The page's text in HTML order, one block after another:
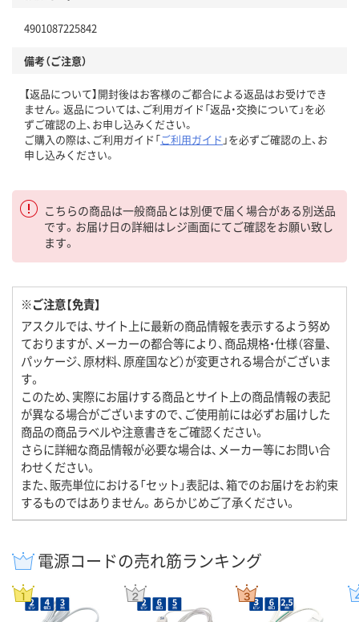
4901087225842
備考（ご注意）
【返品について】開封後はお客様のご都合による返品はお受けでき
ません。返品については、ご利用ガイド「返品・交換について」を必
ずご確認の上、お申し込みください。
ご購入の際は、ご利用ガイド「ご利用ガイド 」を必ずご確認の上、お
申し込みください。
こちらの商品は一般商品とは別便で届く場合がある別送品
です。お届け日の詳細はレジ画面にてご確認をお願い致し
ます。
※ご注意【免責】
アスクルでは、サイト上に最新の商品情報を表示するよう努め
ておりますが、メーカーの都合等により、商品規格・仕様（容量、
パッケージ、原材料、原産国など）が変更される場合がございま
す。
このため、実際にお届けする商品とサイト上の商品情報の表記
が異なる場合がございますので、ご使用前には必ずお届けした
商品の商品ラベルや注意書きをご確認ください。
さらに詳細な商品情報が必要な場合は、メーカー等にお問い合
わせください。
また、販売単位における「セット」表記は、箱でのお届けをお約束
するものではありません。あらかじめご了承ください。
電源コードの売れ筋ランキング